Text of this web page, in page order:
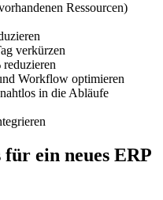
Ressourcen)
verkürzen
Workflow optimieren
in die Abläufe
ein neues ERP